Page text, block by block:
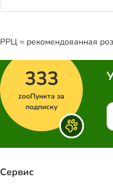
РРЦ = рекомендованная
333
zooПункта за
подписку
Сервис